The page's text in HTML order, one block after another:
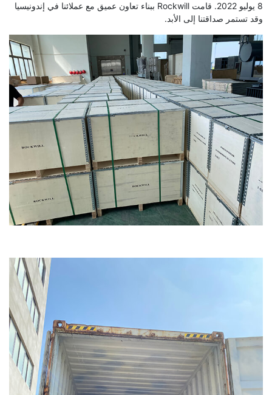
8 يوليو 2022. قامت Rockwill ببناء تعاون عميق مع عملائنا في إندونيسيا
وقد تستمر صداقتنا إلى الأبد.